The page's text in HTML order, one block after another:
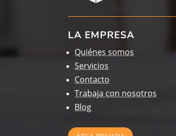
LA EMPRESA
Quiénes somos
Servicios
Contacto
Trabaja con nosotros
Blog